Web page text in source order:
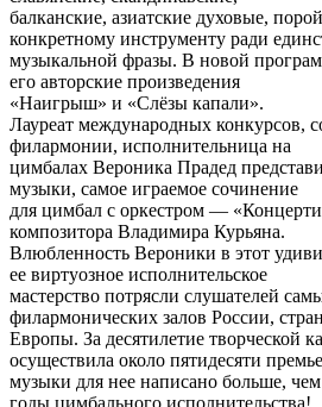
балканские, азиатские духовые,
конкретному инструменту ради
музыкальной фразы. В новой
его авторские произведения
«Наигрыш» и «Слёзы капали».
Лауреат международных конкурсов,
филармонии, исполнительница на
цимбалах Вероника Прадед
музыки, самое играемое сочинение
для цимбал с оркестром —
композитора Владимира Курьяна.
Влюбленность Вероники в этот
ее виртуозное исполнительское
мастерство потрясли слушателей
филармонических залов России,
Европы. За десятилетие творческой
осуществила около пятидесяти
музыки для нее написано больше, чем
годы цимбального исполнительства!